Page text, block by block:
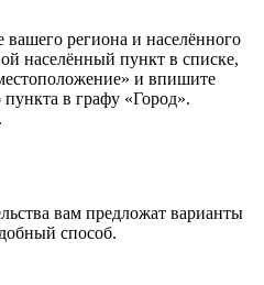
региона и населённого
населённый пункт в списке,
и впишите
пункта в графу «Город».
вам предложат варианты
способ.